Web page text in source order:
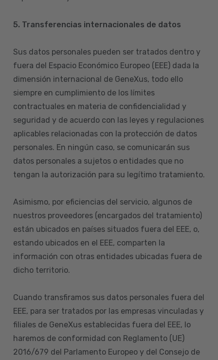
5. Transferencias internacionales de datos
Sus datos personales pueden ser tratados dentro y
fuera del Espacio Económico Europeo (EEE) dada la
dimensión internacional de GeneXus, todo ello
siempre en cumplimiento de los límites
contractuales en materia de confidencialidad y
seguridad y de acuerdo con las leyes y regulaciones
aplicables relacionadas con la protección de datos
personales. En ningún caso, se comunicarán sus
datos personales a sujetos o entidades que no
tengan la autorización para su legítimo tratamiento.
Asimismo, por eficiencias del servicio, algunos de
nuestros proveedores (encargados del tratamiento)
están ubicados en países situados fuera del EEE, o,
estando ubicados en el EEE, comparten la
información con otras entidades ubicadas fuera de
dicho territorio.
Cuando transfiramos sus datos personales fuera del
EEE, para ser tratados por las empresas vinculadas y
filiales de GeneXus establecidas fuera del EEE, lo
haremos de conformidad con Reglamento (UE)
2016/679 del Parlamento Europeo y del Consejo de